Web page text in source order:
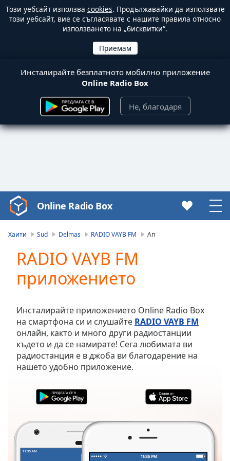
Този уебсайт използва cookies. Продължавайки да използвате
този уебсайт, вие се съгласявате с нашите правила относно
използването на „бисквитки“.
Инсталирайте безплатното мобилно приложение
Online Radio Box
Не, благодаря
Video
Player
Video
Skip
Forward
Mute
Current
Time0:00
Duration-:-
Seek to
live,
behind
Online Radio Box
Хаити Sud Delmas RADIO VAYB FM Ап
RADIO VAYB FM
приложението
Инсталирайте приложението Online Radio Box
на смартфона си и слушайте RADIO VAYB FM
онлайн, както и много други радиостанции
където и да се намирате! Сега любимата ви
радиостанция е в джоба ви благодарение на
нашето удобно приложение.